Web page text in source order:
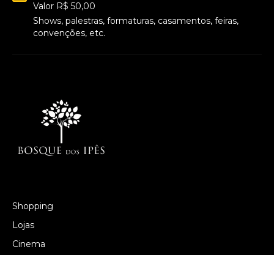
Valor R$ 50,00
Shows, palestras, formaturas, casamentos, feiras,
convenções, etc.
Shopping
Lojas
Cinema